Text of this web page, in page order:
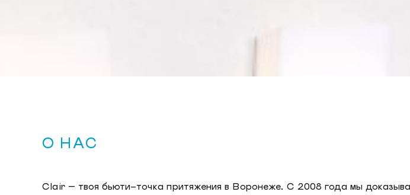
О НАС
Clair — твоя бьюти-точка притяжения в Воронеже. С 2008 года мы